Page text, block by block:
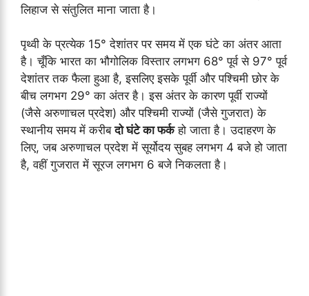
लिहाज से संतुलित माना जाता है।
पृथ्वी के प्रत्येक 15° देशांतर पर समय में एक घंटे का अंतर आता
है। चूँकि भारत का भौगोलिक विस्तार लगभग 68° पूर्व से 97° पूर्व
देशांतर तक फैला हुआ है, इसलिए इसके पूर्वी और पश्चिमी छोर के
बीच लगभग 29° का अंतर है। इस अंतर के कारण पूर्वी राज्यों
(जैसे अरुणाचल प्रदेश) और पश्चिमी राज्यों (जैसे गुजरात) के
स्थानीय समय में करीबदो घंटे का फर्कहो जाता है। उदाहरण के
लिए, जब अरुणाचल प्रदेश में सूर्योदय सुबह लगभग 4 बजे हो जाता
है, वहीं गुजरात में सूरज लगभग 6 बजे निकलता है।